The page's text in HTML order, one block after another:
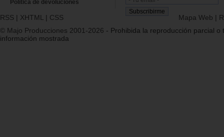
Política de devoluciones
RSS | XHTML | CSS Mapa Web |
© Majo Producciones 2001-2026 - Prohibida la reproducción parcial o
información mostrada